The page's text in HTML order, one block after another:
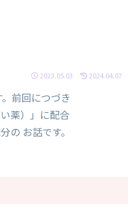
2023.05.03 2024.04.07
前回につづき
薬）」に配合
の お話です。